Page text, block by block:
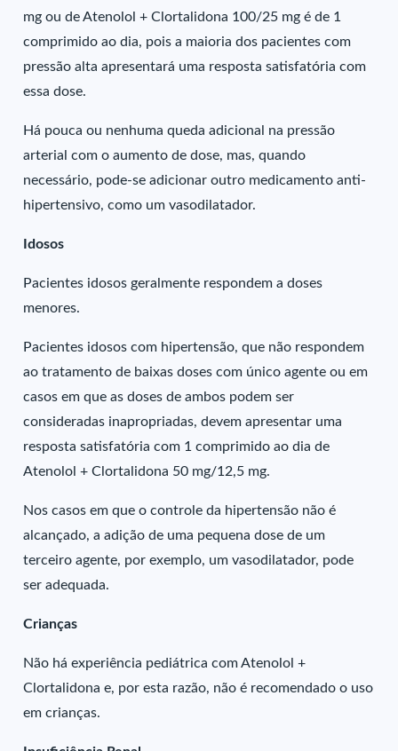
mg ou de Atenolol + Clortalidona 100/25 mg é de 1
comprimido ao dia, pois a maioria dos pacientes com
pressão alta apresentará uma resposta satisfatória com
essa dose.
Há pouca ou nenhuma queda adicional na pressão
arterial com o aumento de dose, mas, quando
necessário, pode-se adicionar outro medicamento anti-
hipertensivo, como um vasodilatador.
Idosos
Pacientes idosos geralmente respondem a doses
menores.
Pacientes idosos com hipertensão, que não respondem
ao tratamento de baixas doses com único agente ou em
casos em que as doses de ambos podem ser
consideradas inapropriadas, devem apresentar uma
resposta satisfatória com 1 comprimido ao dia de
Atenolol + Clortalidona 50 mg/12,5 mg.
Nos casos em que o controle da hipertensão não é
alcançado, a adição de uma pequena dose de um
terceiro agente, por exemplo, um vasodilatador, pode
ser adequada.
Crianças
Não há experiência pediátrica com Atenolol +
Clortalidona e, por esta razão, não é recomendado o uso
em crianças.